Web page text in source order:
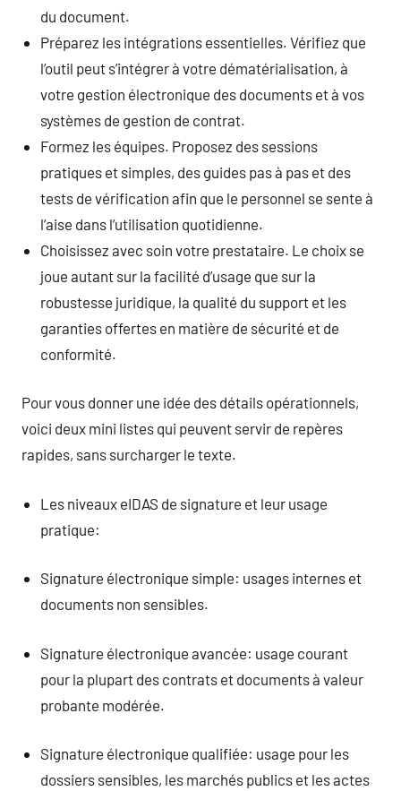
du document.
Préparez les intégrations essentielles. Vérifiez que
l’outil peut s’intégrer à votre dématérialisation, à
votre gestion électronique des documents et à vos
systèmes de gestion de contrat.
Formez les équipes. Proposez des sessions
pratiques et simples, des guides pas à pas et des
tests de vérification afin que le personnel se sente à
l’aise dans l’utilisation quotidienne.
Choisissez avec soin votre prestataire. Le choix se
joue autant sur la facilité d’usage que sur la
robustesse juridique, la qualité du support et les
garanties offertes en matière de sécurité et de
conformité.
Pour vous donner une idée des détails opérationnels,
voici deux mini listes qui peuvent servir de repères
rapides, sans surcharger le texte.
Les niveaux eIDAS de signature et leur usage
pratique:
Signature électronique simple: usages internes et
documents non sensibles.
Signature électronique avancée: usage courant
pour la plupart des contrats et documents à valeur
probante modérée.
Signature électronique qualifiée: usage pour les
dossiers sensibles, les marchés publics et les actes